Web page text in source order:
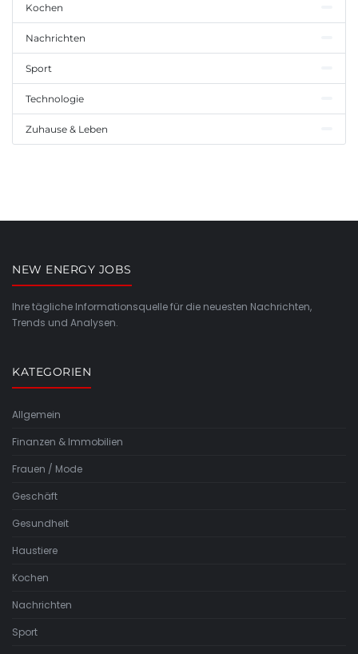
Kochen
Nachrichten
Sport
Technologie
Zuhause & Leben
NEW ENERGY JOBS
Ihre tägliche Informationsquelle für die neuesten Nachrichten,
Trends und Analysen.
KATEGORIEN
Allgemein
Finanzen & Immobilien
Frauen / Mode
Geschäft
Gesundheit
Haustiere
Kochen
Nachrichten
Sport